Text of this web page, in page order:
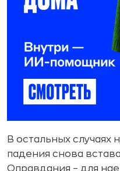
В остальных случаях
падения снова
Оправдания – для